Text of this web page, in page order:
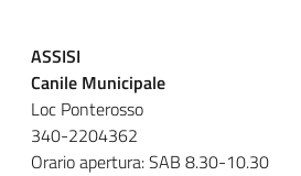
ASSISI
Canile Municipale
Loc Ponterosso
340-2204362
Orario apertura: SAB 8.30-10.30